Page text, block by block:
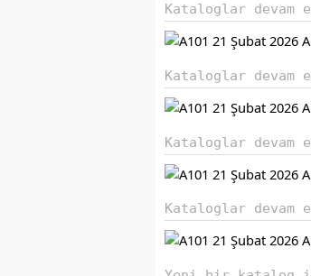
Kataloglar devam
Kataloglar devam
Kataloglar devam
Kataloglar devam